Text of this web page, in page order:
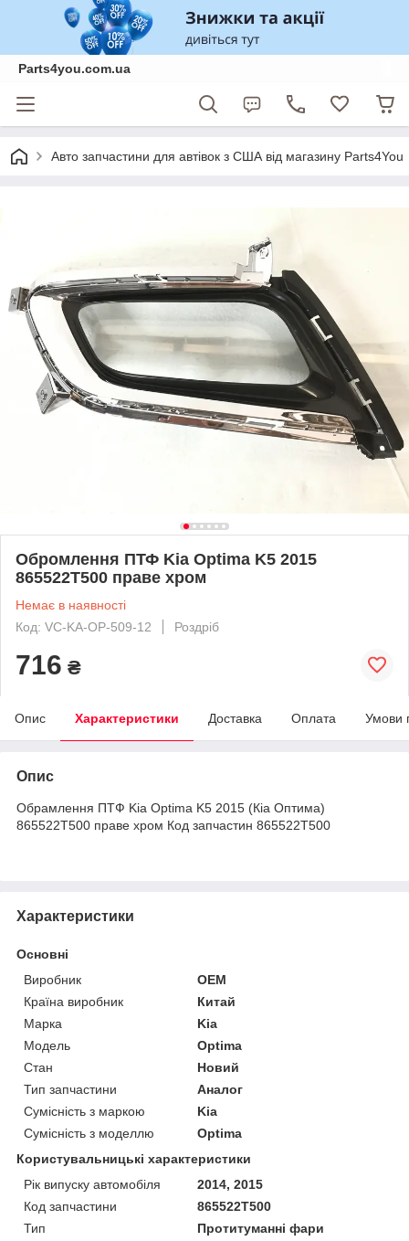
Parts4you.com.ua
Авто запчастини для автівок з США від магазину Parts4You
Обромлення ПТФ Kia Optima K5 2015
865522T500 праве хром
Немає в наявності
Код: VC-KA-OP-509-12
Роздріб
716 ₴
Опис Характеристики Доставка Оплата Умови
Опис
Обрамлення ПТФ Kia Optima K5 2015 (Кіа Оптима)
865522T500 праве хром Код запчастин 865522T500
Характеристики
Основні
Виробник
OEM
Країна виробник
Китай
Марка
Kia
Модель
Optima
Стан
Новий
Тип запчастини
Аналог
Сумісність з маркою
Kia
Сумісність з моделлю
Optima
Користувальницькі характеристики
Рік випуску автомобіля
2014, 2015
Код запчастини
865522T500
Тип
Протитуманні фари